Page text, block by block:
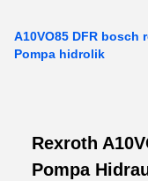
A10VO85 DFR
Pompa hidrolik
Rexroth
Pompa